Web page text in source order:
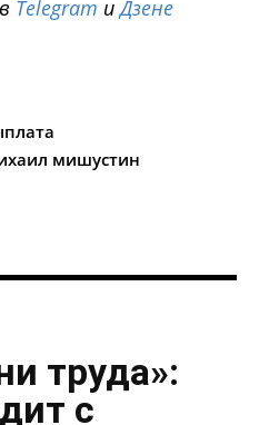
Telegram иДзене
мишустин
труда»:
с